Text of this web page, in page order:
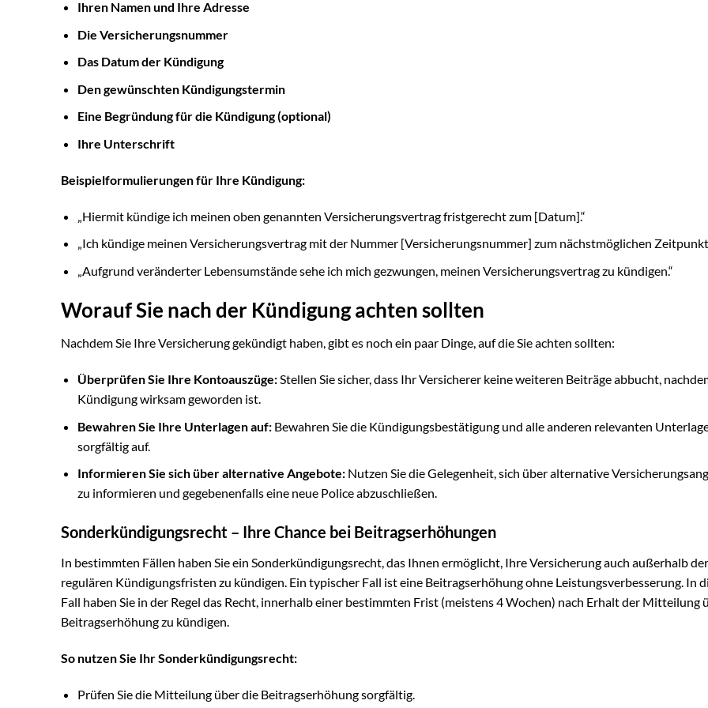
Ihren Namen und Ihre Adresse
Die Versicherungsnummer
Das Datum der Kündigung
Den gewünschten Kündigungstermin
Eine Begründung für die Kündigung (optional)
Ihre Unterschrift
Beispielformulierungen für Ihre Kündigung:
„Hiermit kündige ich meinen oben genannten Versicherungsvertrag fristgerecht zum [Datum].“
„Ich kündige meinen Versicherungsvertrag mit der Nummer [Versicherungsnummer] zum nächstmöglichen
„Aufgrund veränderter Lebensumstände sehe ich mich gezwungen, meinen Versicherungsvertrag zu kündigen.“
Worauf Sie nach der Kündigung achten sollten
Nachdem Sie Ihre Versicherung gekündigt haben, gibt es noch ein paar Dinge, auf die Sie achten sollten:
Überprüfen Sie Ihre Kontoauszüge:Stellen Sie sicher, dass Ihr Versicherer keine weiteren Beiträge abbucht,
Kündigung wirksam geworden ist.
Bewahren Sie Ihre Unterlagen auf:Bewahren Sie die Kündigungsbestätigung und alle anderen relevanten
sorgfältig auf.
Informieren Sie sich über alternative Angebote:Nutzen Sie die Gelegenheit, sich über alternative
zu informieren und gegebenenfalls eine neue Police abzuschließen.
Sonderkündigungsrecht – Ihre Chance bei Beitragserhöhungen
In bestimmten Fällen haben Sie ein Sonderkündigungsrecht, das Ihnen ermöglicht, Ihre Versicherung auch außerhalb der
regulären Kündigungsfristen zu kündigen. Ein typischer Fall ist eine Beitragserhöhung ohne Leistungsverbesserung. In
Fall haben Sie in der Regel das Recht, innerhalb einer bestimmten Frist (meistens 4 Wochen) nach Erhalt der Mitteilung
Beitragserhöhung zu kündigen.
So nutzen Sie Ihr Sonderkündigungsrecht:
Prüfen Sie die Mitteilung über die Beitragserhöhung sorgfältig.